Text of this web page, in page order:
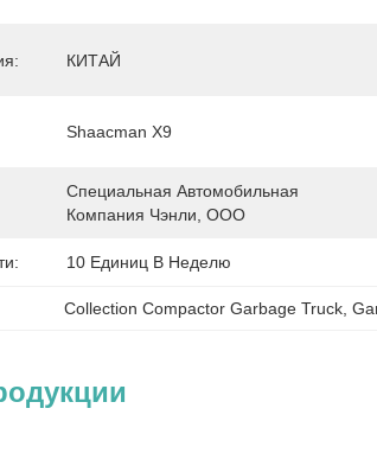
КИТАЙ
Shaacman X9
Специальная Автомобильная
Компания Чэнли, ООО
10 Единиц В Неделю
Collection Compactor Garbage Truck